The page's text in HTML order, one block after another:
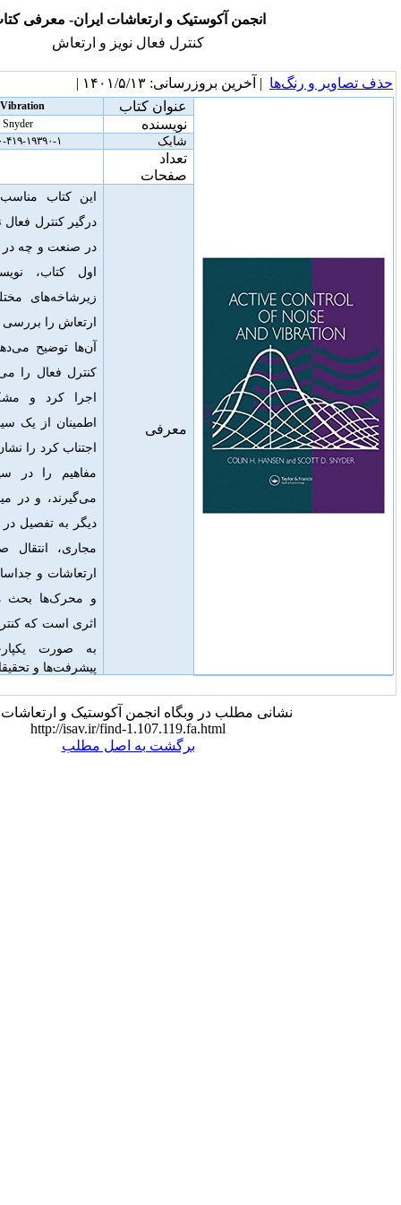
آکوستیک و ارتعاشات ایران- معرفی کتاب
کنترل فعال نویز و ارتعاش
بروزرسانی: ۱۴۰۱/۵/۱۳ |
Active Control of Noise and Vibration
Colin H. Hansen, and Scott D. Snyder
۰-۴۱۹-۱۹۳۹۰-۱, E & FN Spon, London,۱۹۹۷
معرفی
این کتاب مناسب همه کسانی استکه
درگیر کنترل فعال نویز و ارتعاش هستند، چه
در صنعت و چه در زمینه دانشگاهی.در نیمه
اول کتاب، نویسندگان مفاهیم اساسی
زیرشاخه‌های مختلف کنترل نویز فعال و
آن‌ها توضیح می‌دهند که چگونه سیستم‌های
کنترل فعال را می‌توان در عمل طراحی و
اجرا کرد و مشکلاتی را که باید برای
اطمینان از یک سیستم قابل اعتماد و پایدار
اجتناب کرد را نشان می‌دهد
آن‌ها سپس این
مفاهیم را در سیستم‌های عملی به کار
می‌گیرند، و در میان بسیاری از موضوعات
دیگر به تفصیل در مورد کنترل فعال صدا در
مجاری، انتقال صدا به داخل محفظه‌ها،
ارتعاشات و جداسازی ساختاری، و حسگرها
این کتاب اولین
اثری است که کنترل فعال صدا و ارتعاش را
ورت یکپارچه بررسی می‌کند و
پیشرفت‌ها و تحقیقات را توصیف می‌کند.
مطلب در وبگاه انجمن آکوستیک و ارتعاشات ایران:
http://isav.ir/find-1.107.119.fa.html